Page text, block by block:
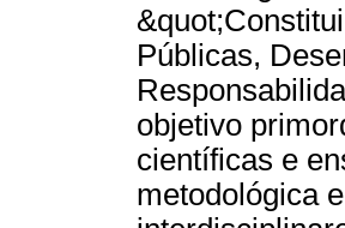
Públicas,
objetivo
científicas e
metodológica